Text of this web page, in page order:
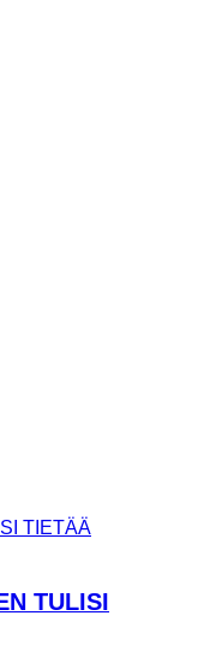
TULISI